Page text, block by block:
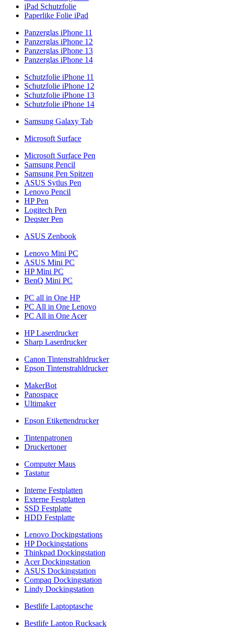
iPad Schutzfolie
Paperlike Folie iPad
Panzerglas iPhone 11
Panzerglas iPhone 12
Panzerglas iPhone 13
Panzerglas iPhone 14
Schutzfolie iPhone 11
Schutzfolie iPhone 12
Schutzfolie iPhone 13
Schutzfolie iPhone 14
Samsung Galaxy Tab
Microsoft Surface
Microsoft Surface Pen
Samsung Pencil
Samsung Pen Spitzen
ASUS Sytlus Pen
Lenovo Pencil
HP Pen
Logitech Pen
Deqster Pen
ASUS Zenbook
Lenovo Mini PC
ASUS Mini PC
HP Mini PC
BenQ Mini PC
PC all in One HP
PC All in One Lenovo
PC All in One Acer
HP Laserdrucker
Sharp Laserdrucker
Canon Tintenstrahldrucker
Epson Tintenstrahldrucker
MakerBot
Panospace
Ultimaker
Epson Etikettendrucker
Tintenpatronen
Druckertoner
Computer Maus
Tastatur
Interne Festplatten
Externe Festplatten
SSD Festplatte
HDD Festplatte
Lenovo Dockingstations
HP Dockingstations
Thinkpad Dockingstation
Acer Dockingstation
ASUS Dockingstation
Compaq Dockingstation
Lindy Dockingstation
Bestlife Laptoptasche
Bestlife Laptop Rucksack